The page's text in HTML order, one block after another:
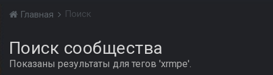
Главная Поиск
Поиск сообщества
Показаны результаты для тегов 'xrmpe'.